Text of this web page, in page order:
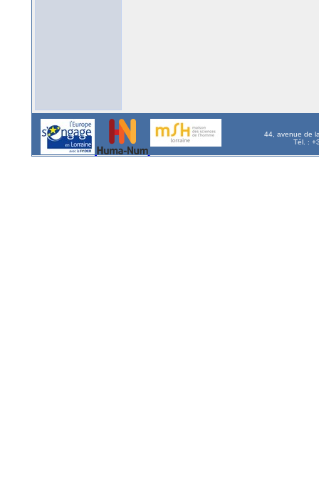
44, avenue de
Tél. :